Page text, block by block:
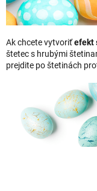
Ak chcete vytvoriťefekt
štetec s hrubými
prejdite po štetinách